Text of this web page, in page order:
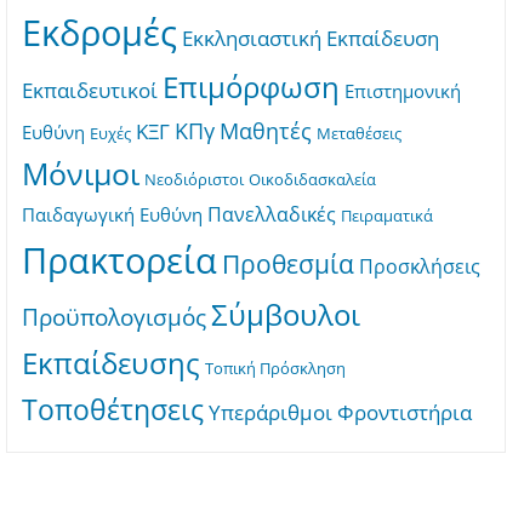
Εκδρομές Εκκλησιαστική Εκπαίδευση
Εκπαιδευτικοί Επιμόρφωση Επιστημονική
Ευθύνη Ευχές ΚΞΓ ΚΠγ Μαθητές Μεταθέσεις
Μόνιμοι Νεοδιόριστοι Οικοδιδασκαλεία
Παιδαγωγική Ευθύνη Πανελλαδικές Πειραματικά
Πρακτορεία Προθεσμία Προσκλήσεις
ΠροϋπολογισμόςΣύμβουλοι
Εκπαίδευσης Τοπική Πρόσκληση
ΤοποθέτησειςΥπεράριθμοι Φροντιστήρια